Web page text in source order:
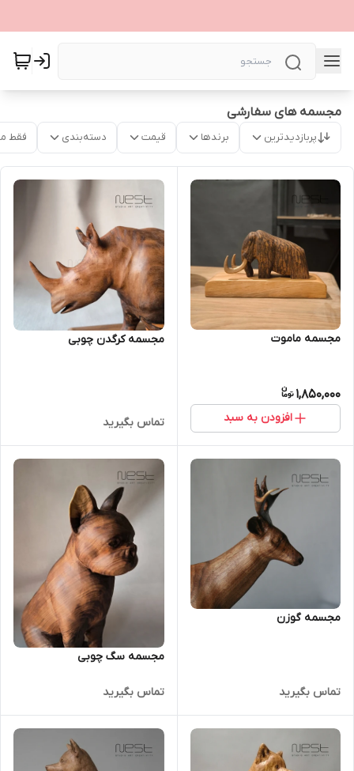
مجسمه های سفارشی
پربازدیدترین برندها قیمت دسته‌بندی فقط
مجسمه ماموت
1,850,000
افزودن به سبد
مجسمه کرگدن چوبی
تماس بگیرید
مجسمه گوزن
تماس بگیرید
مجسمه سگ چوبی
تماس بگیرید